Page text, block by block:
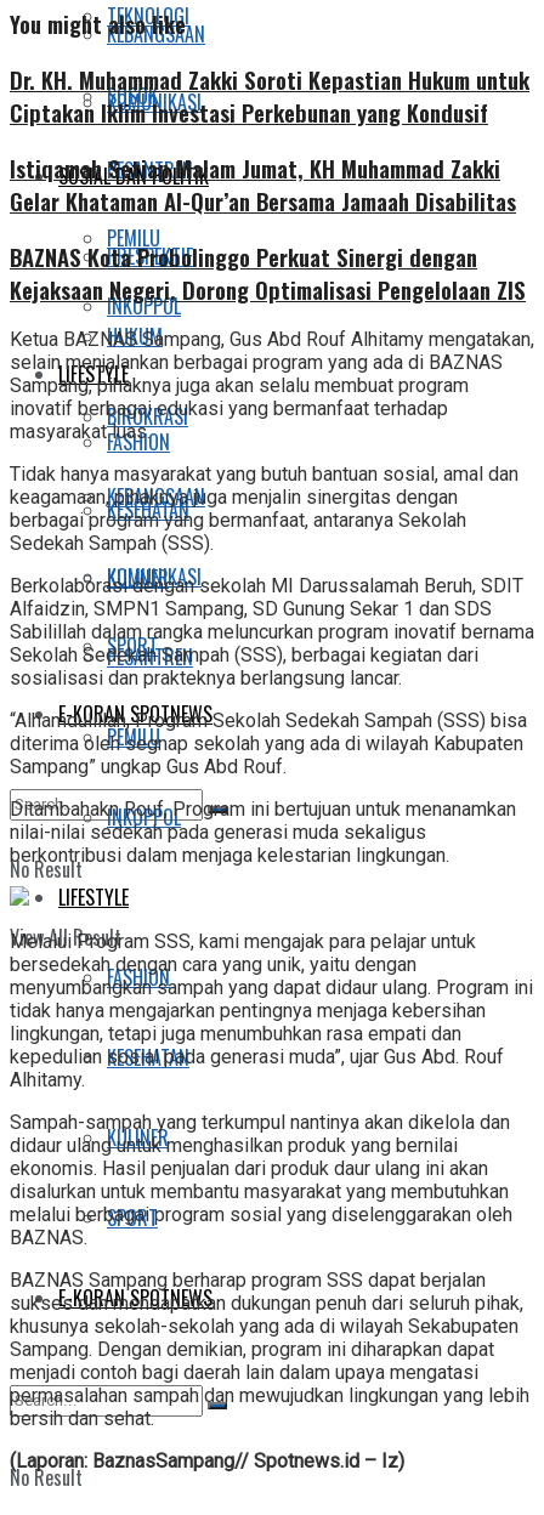
KEBANGSAAN
KOMUNIKASI
PESANTREN
PEMILU
INKOPPOL
LIFESTYLE
FASHION
KESEHATAN
KULINER
SPORT
E-KORAN SPOTNEWS
No Result
View All Result
TEKNOLOGI
SOSOK
SOSIAL DAN POLITIK
PRESPEKTIF
HUKUM
BIROKRASI
KEBANGSAAN
KOMUNIKASI
PESANTREN
PEMILU
INKOPPOL
LIFESTYLE
FASHION
KESEHATAN
KULINER
SPORT
E-KORAN SPOTNEWS
No Result
You might also like
Dr. KH. Muhammad Zakki Soroti Kepastian Hukum untuk
Ciptakan Iklim Investasi Perkebunan yang Kondusif
Istiqamah Setiap Malam Jumat, KH Muhammad Zakki
Gelar Khataman Al-Qur’an Bersama Jamaah Disabilitas
BAZNAS Kota Probolinggo Perkuat Sinergi dengan
Kejaksaan Negeri, Dorong Optimalisasi Pengelolaan ZIS
Ketua BAZNAS Sampang, Gus Abd Rouf Alhitamy mengatakan,
selain menjalankan berbagai program yang ada di BAZNAS
Sampang, pihaknya juga akan selalu membuat program
inovatif berbagai edukasi yang bermanfaat terhadap
masyarakat luas.
Tidak hanya masyarakat yang butuh bantuan sosial, amal dan
keagamaan, pihaknya juga menjalin sinergitas dengan
berbagai program yang bermanfaat, antaranya Sekolah
Sedekah Sampah (SSS).
Berkolaborasi dengan sekolah MI Darussalamah Beruh, SDIT
Alfaidzin, SMPN1 Sampang, SD Gunung Sekar 1 dan SDS
Sabilillah dalam rangka meluncurkan program inovatif bernama
Sekolah Sedekah Sampah (SSS), berbagai kegiatan dari
sosialisasi dan prakteknya berlangsung lancar.
“Alhamdulillah, Program Sekolah Sedekah Sampah (SSS) bisa
diterima oleh segnap sekolah yang ada di wilayah Kabupaten
Sampang” ungkap Gus Abd Rouf.
Ditambahakn Rouf, Program ini bertujuan untuk menanamkan
nilai-nilai sedekah pada generasi muda sekaligus
berkontribusi dalam menjaga kelestarian lingkungan.
Melalui Program SSS, kami mengajak para pelajar untuk
bersedekah dengan cara yang unik, yaitu dengan
menyumbangkan sampah yang dapat didaur ulang. Program ini
tidak hanya mengajarkan pentingnya menjaga kebersihan
lingkungan, tetapi juga menumbuhkan rasa empati dan
kepedulian sosial pada generasi muda”, ujar Gus Abd. Rouf
Alhitamy.
Sampah-sampah yang terkumpul nantinya akan dikelola dan
didaur ulang untuk menghasilkan produk yang bernilai
ekonomis. Hasil penjualan dari produk daur ulang ini akan
disalurkan untuk membantu masyarakat yang membutuhkan
melalui berbagai program sosial yang diselenggarakan oleh
BAZNAS.
BAZNAS Sampang berharap program SSS dapat berjalan
sukses dan mendapatkan dukungan penuh dari seluruh pihak,
khusunya sekolah-sekolah yang ada di wilayah Sekabupaten
Sampang. Dengan demikian, program ini diharapkan dapat
menjadi contoh bagi daerah lain dalam upaya mengatasi
permasalahan sampah dan mewujudkan lingkungan yang lebih
bersih dan sehat.
(Laporan: BaznasSampang// Spotnews.id – Iz)